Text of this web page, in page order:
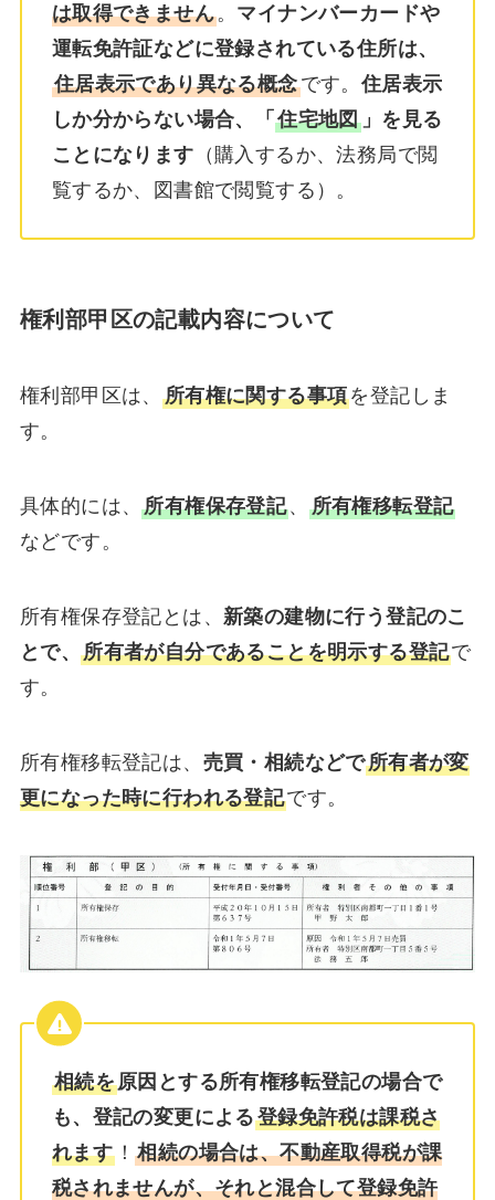
は取得できません。 マイナンバーカードや
運転免許証などに登録されている住所は、
住居表示であり異なる概念です。 住居表示
しか分からない場合、「住宅地図」を見る
ことになります （購入するか、法務局で閲
覧するか、図書館で閲覧する）。
権利部甲区の記載内容について
権利部甲区は、 所有権に関する事項を登記しま
す。
具体的には、所有権保存登記、 所有権移転登記
などです。
所有権保存登記とは、 新築の建物に行う登記のこ
とで、所有者が自分であることを明示する登記で
す。
所有権移転登記は、 売買・相続などで所有者が変
更になった時に行われる登記です。
相続を原因とする所有権移転登記の場合で
も、登記の変更による登録免許税は課税さ
れます ！相続の場合は、不動産取得税が課
税されませんが、それと混合して登録免許